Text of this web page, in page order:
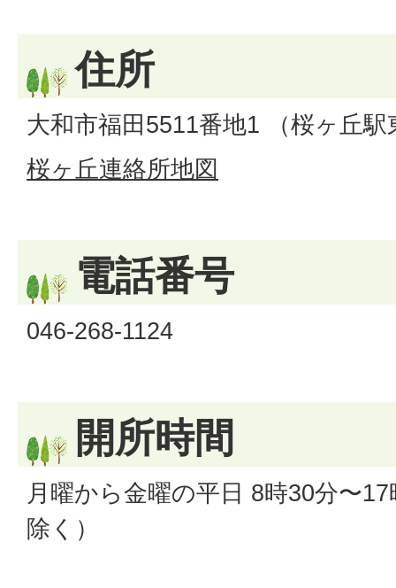
住所
大和市福田5511番地1 （桜ヶ丘駅
桜ヶ丘連絡所地図
電話番号
046-268-1124
開所時間
月曜から金曜の平日 8時30分〜
除く）